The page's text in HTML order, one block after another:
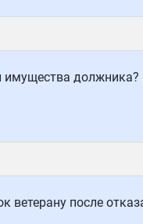
имущества должника?
ветерану после